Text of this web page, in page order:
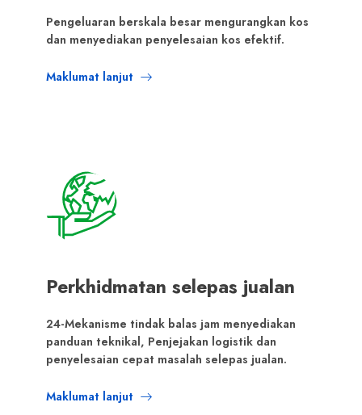
Pengeluaran berskala besar mengurangkan kos
dan menyediakan penyelesaian kos efektif.
Maklumat lanjut
Perkhidmatan selepas jualan
24-Mekanisme tindak balas jam menyediakan
panduan teknikal, Penjejakan logistik dan
penyelesaian cepat masalah selepas jualan.
Maklumat lanjut